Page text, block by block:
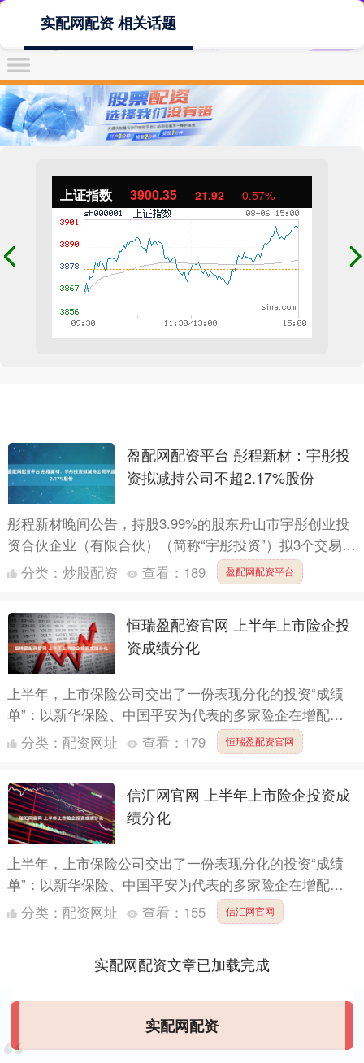
上证指数 3900.35 21.92 0.57%
实配网配资 相关话题
盈配网配资平台 彤程新材：宇彤投
资拟减持公司不超2.17%股份
彤程新材晚间公告，持股3.99%的股东舟山市宇彤创业投
资合伙企业（有限合伙）（简称“宇彤投资”）拟3个交易日
后的3个月内，通过集中竞价交易或大宗交易方式，合计
分类： 炒股配资 查看： 189 盈配网配资平台
恒瑞盈配资官网 上半年上市险企投
资成绩分化
上半年，上市保险公司交出了一份表现分化的投资“成绩
单”：以新华保险、中国平安为代表的多家险企在增配权
益尤其是高股息股票后，交出“亮眼”答卷；也有险企因偏
重固收和....
分类： 配资网址 查看： 179 恒瑞盈配资官网
信汇网官网 上半年上市险企投资成
绩分化
上半年，上市保险公司交出了一份表现分化的投资“成绩
单”：以新华保险、中国平安为代表的多家险企在增配权
益尤其是高股息股票后，交出“亮眼”答卷；也有险企因偏
重固收和....
分类： 配资网址 查看： 155 信汇网官网
实配网配资文章已加载完成
实配网配资